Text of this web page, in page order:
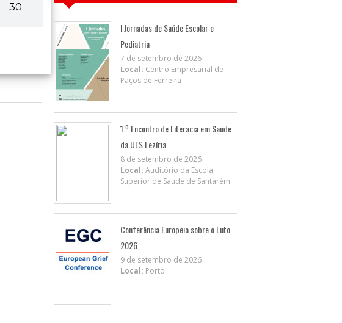
30
I Jornadas de Saúde Escolar e
Pediatria
7 de setembro de 2026
Local: Centro Empresarial de
Paços de Ferreira
1.º Encontro de Literacia em Saúde
da ULS Lezíria
8 de setembro de 2026
Local: Auditório da Escola
Superior de Saúde de Santarém
Conferência Europeia sobre o Luto
2026
9 de setembro de 2026
Local: Porto